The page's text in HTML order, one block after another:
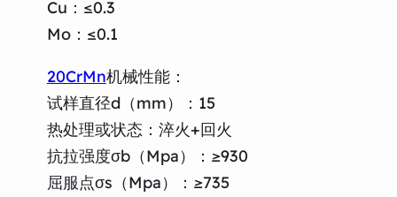
Cu：≤0.3
Mo：≤0.1
20CrMn机械性能：
试样直径d（mm）：15
热处理或状态：淬火+回火
抗拉强度σb（Mpa）：≥930
屈服点σs（Mpa）：≥735